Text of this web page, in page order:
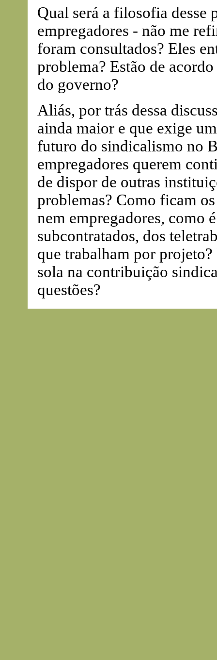
Qual será a filosofia desse
empregadores - não me
foram consultados? Eles
problema? Estão de
do governo?
Aliás, por trás dessa
ainda maior e que exige
futuro do sindicalismo no
empregadores querem
de dispor de outras
problemas? Como ficam
nem empregadores, como
subcontratados, dos
que trabalham por
sola na contribuição
questões?